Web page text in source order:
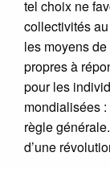
tel choix ne
collectivités
les moyens
propres à
pour les
mondialisées
règle
d’une